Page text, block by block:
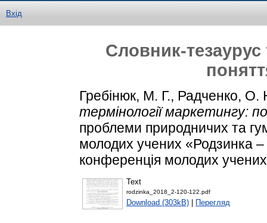
Вхід
Словник-тезаурус
Гребінюк, М. Г., Радченко, О.
термінології маркетингу:
проблеми природничих та
молодих учених «Родзинка
конференція молодих
Text
rodzinka_2018_2-120-122.pdf
Download (303kB) Перегляд